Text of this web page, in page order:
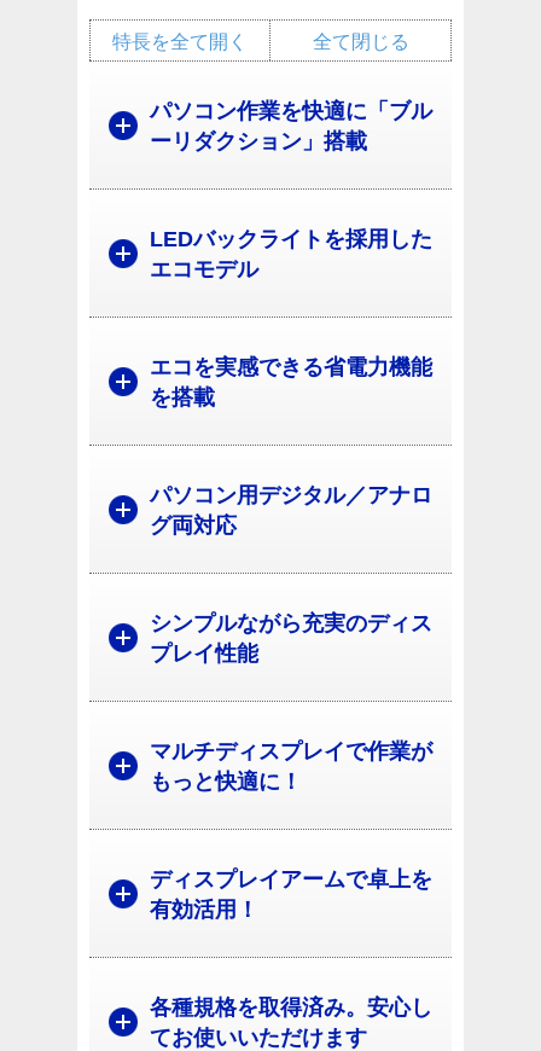
全て閉じる
特長を全て開く
パソコン作業を快適に「ブル
ーリダクション」搭載
LEDバックライトを採用した
エコモデル
エコを実感できる省電力機能
を搭載
パソコン用デジタル／アナロ
グ両対応
シンプルながら充実のディス
プレイ性能
マルチディスプレイで作業が
もっと快適に！
ディスプレイアームで卓上を
有効活用！
各種規格を取得済み。安心し
てお使いいただけます